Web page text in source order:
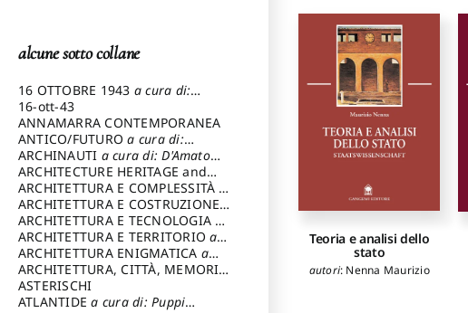
Teoria e analisi dello
stato
autori: Nenna Maurizio
alcune sotto collane
16 OTTOBRE 1943 a cura di:
Pezzetti Marcello
16-ott-43
ANNAMARRA CONTEMPORANEA
ANTICO/FUTUROa cura di:
Varagnoli Claudio
ARCHINAUTI a cura di: D'Amato
Claudio
ARCHITECTURE HERITAGE and
DESIGN
ARCHITETTURA E COMPLESSITÀ a
cura di: Piva Antonio
ARCHITETTURA E COSTRUZIONEa
cura di: Poretti Sergio
ARCHITETTURA E TECNOLOGIA a
cura di: Carrara Gianfranco
ARCHITETTURA E TERRITORIOa
cura di: Pietrogrande Enrico
ARCHITETTURA ENIGMATICA a
cura di: Lenci Ruggero
ARCHITETTURA, CITTÀ, MEMORIA
a cura di: Valeriani Enrico
ASTERISCHI
ATLANTIDEa cura di: Puppi